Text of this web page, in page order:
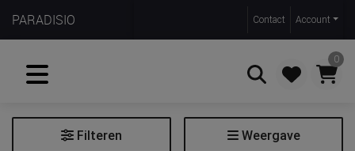
PARADISIO Contact Account
0
Zoeken
Filteren Weergave